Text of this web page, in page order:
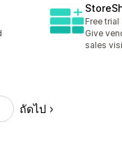
Free
Give
sales
ถัดไป